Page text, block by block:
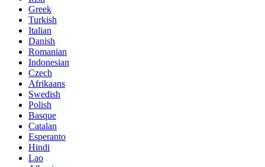
Greek
Turkish
Italian
Danish
Romanian
Indonesian
Czech
Afrikaans
Swedish
Polish
Basque
Catalan
Esperanto
Hindi
Lao